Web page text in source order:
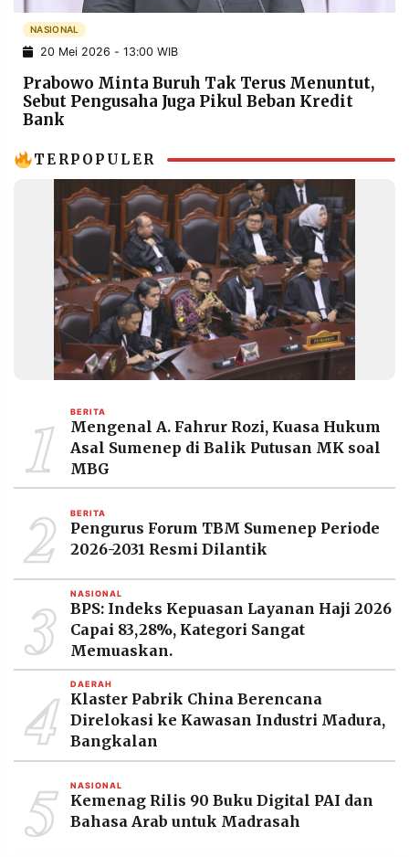
POLICY WARGA
INFORMASI
IKLAN
KIRIM
PENGADUAN TERM
OF
IKUTI
PRAMUDITA
Resolusi.co
-
2026
PT.
RESOLUSI
PRAMUDITA
NASIONAL
20 Mei 2026 - 13:00 WIB
Prabowo Minta Buruh Tak Terus Menuntut,
Sebut Pengusaha Juga Pikul Beban Kredit
Bank
TERPOPULER
1 BERITA
Mengenal A. Fahrur Rozi, Kuasa Hukum
Asal Sumenep di Balik Putusan MK soal
MBG
2 BERITA
Pengurus Forum TBM Sumenep Periode
2026-2031 Resmi Dilantik
3 NASIONAL
BPS: Indeks Kepuasan Layanan Haji 2026
Capai 83,28%, Kategori Sangat
Memuaskan.
4 DAERAH
Klaster Pabrik China Berencana
Direlokasi ke Kawasan Industri Madura,
Bangkalan
5 NASIONAL
Kemenag Rilis 90 Buku Digital PAI dan
Bahasa Arab untuk Madrasah